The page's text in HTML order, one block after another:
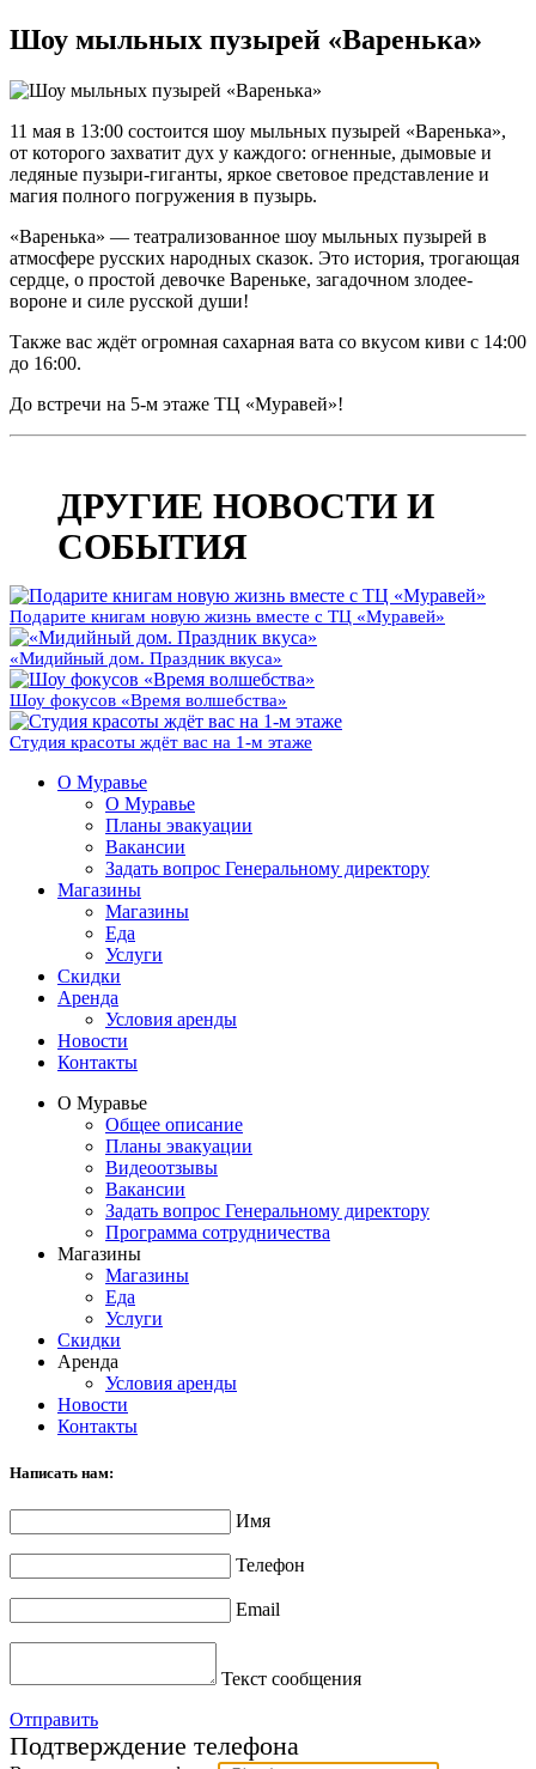
Шоу мыльных пузырей «Варенька»
11 мая в 13:00 состоится шоу мыльных пузырей «Варенька»,
от которого захватит дух у каждого: огненные, дымовые и
ледяные пузыри-гиганты, яркое световое представление и
магия полного погружения в пузырь.
«Варенька» — театрализованное шоу мыльных пузырей в
атмосфере русских народных сказок. Это история, трогающая
сердце, о простой девочке Вареньке, загадочном злодее-
вороне и силе русской души!
Также вас ждёт огромная сахарная вата со вкусом киви с 14:00
до 16:00.
До встречи на 5-м этаже ТЦ «Муравей»!
ДРУГИЕ НОВОСТИ И
СОБЫТИЯ
Подарите книгам новую жизнь вместе с ТЦ «Муравей»
«Мидийный дом. Праздник вкуса»
Шоу фокусов «Время волшебства»
Студия красоты ждёт вас на 1-м этаже
О Муравье
О Муравье
Планы эвакуации
Вакансии
Задать вопрос Генеральному директору
Магазины
Магазины
Еда
Услуги
Скидки
Аренда
Условия аренды
Новости
Контакты
О Муравье
Общее описание
Планы эвакуации
Видеоотзывы
Вакансии
Задать вопрос Генеральному директору
Программа сотрудничества
Магазины
Магазины
Еда
Услуги
Скидки
Аренда
Условия аренды
Новости
Контакты
Написать нам:
Имя
Телефон
Email
Текст сообщения
Отправить
Подтверждение телефона